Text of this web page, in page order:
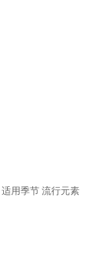
适用季节 流行元素